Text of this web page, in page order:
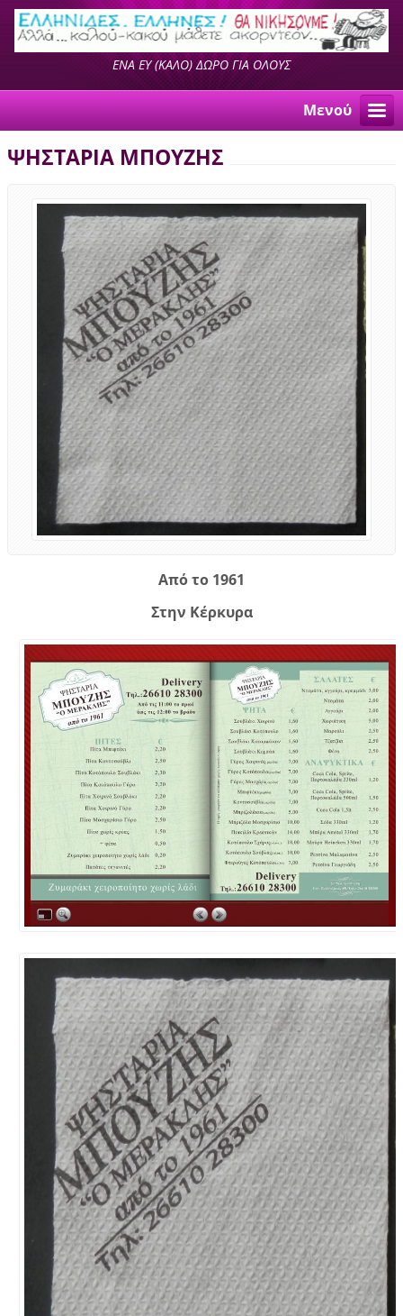
ΕΝΑ ΕΥ (ΚΑΛΟ) ΔΩΡΟ ΓΙΑ ΟΛΟΥΣ
Μενού
ΨΗΣΤΑΡΙΑ ΜΠΟΥΖΗΣ
Από το 1961
Στην Κέρκυρα